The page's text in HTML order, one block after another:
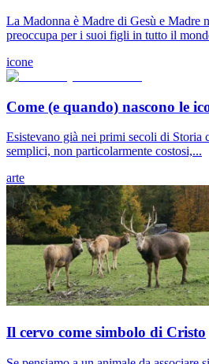
La Madonna è Madre di Gesù e Madre
preoccupa per i suoi figli in tutto il
icone
Come (e quando) nascono le
Esistevano già nei primi secoli di Storia
semplici, non particolarmente costosi,...
arte
Il cervo come simbolo di Cristo